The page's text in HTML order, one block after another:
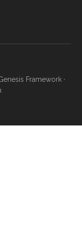
Framework·